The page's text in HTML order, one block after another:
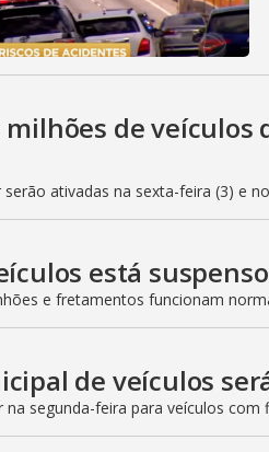
milhões de
ativadas na sexta-feira (3) e
está
e fretamentos funcionam
de veículos
segunda-feira para veículos com